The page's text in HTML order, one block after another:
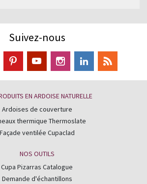
Suivez-nous
EN ARDOISE NATURELLE
Ardoises de couverture
thermique Thermoslate
Façade ventilée Cupaclad
NOS OUTILS
Cupa Pizarras Catalogue
Demande d'échantillons